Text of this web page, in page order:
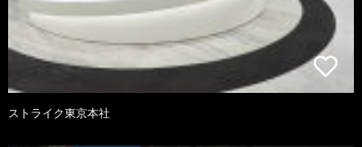
ストライク東京本社